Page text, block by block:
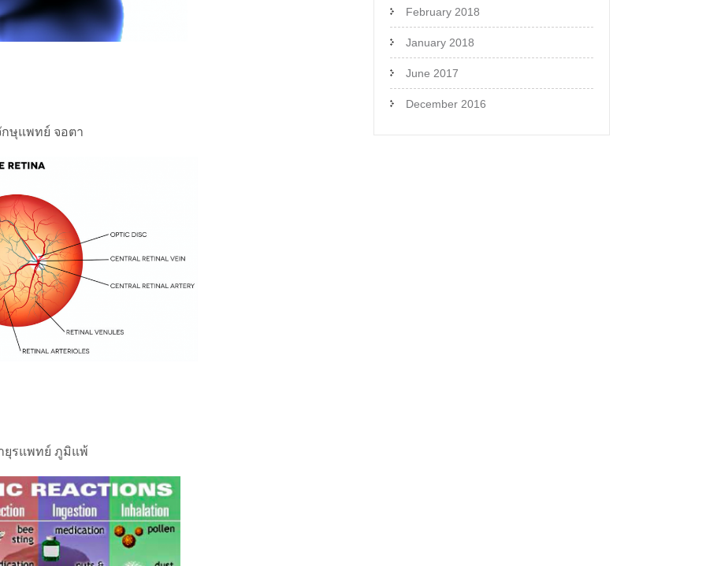
ษุแพทย์ จอตา
ยุรแพทย์ ภูมิแพ้
February 2018
January 2018
June 2017
December 2016